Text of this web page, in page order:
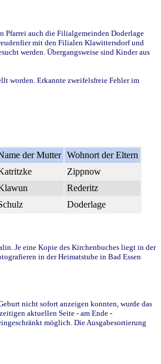
Pfarrei auch die Filialgemeinden Doderlage
mit den Filialen Klawittersdorf und
werden. Übergangsweise sind Kinder aus
worden. Erkannte zweifelsfreie Fehler im
der Mutter Wohnort der Eltern
Zippnow
Rederitz
Doderlage
Je eine Kopie des Kirchenbuches liegt in der
in der Heimatstube in Bad Essen
nicht sofort anzeigen konnten, wurde das
aktuellen Seite - am Ende -
möglich. Die Ausgabesortierung